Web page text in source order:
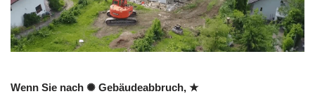
Wenn Sie nach ✺ Gebäudeabbruch, ★